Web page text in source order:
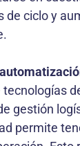
de ciclo y
gestión
permite